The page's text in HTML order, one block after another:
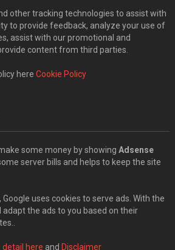
other tracking technologies to assist with
to provide feedback, analyze your use of
assist with our promotional and
content from third parties.
here Cookie Policy
some money by showing Adsense
server bills and helps to keep the site
uses cookies to serve ads. With the
adapt the ads to you based on their
detail here and Disclaimer